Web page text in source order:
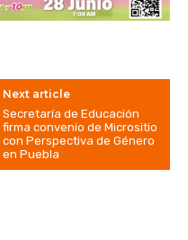
Next article
Secretaría de Educación
firma convenio de Micrositio
con Perspectiva de Género
en Puebla